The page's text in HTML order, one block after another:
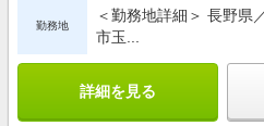
勤務地
＜勤務地詳細＞ 長野県
市玉...
詳細を見る